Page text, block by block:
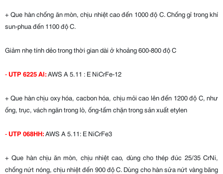
+ Que hàn chống ăn mòn, chịu nhiệt cao đến 1000 độ C. Chống gỉ trong khí
sun-phua đến 1100 độ C.
Giảm nhẹ tính dẻo trong thời gian dài ở khoảng 600-800 độ C
- UTP 6225 Al:AWS A 5.11 : E NiCrFe-12
+ Que hàn chịu oxy hóa, cacbon hóa, chịu mỏi cao lên đến 1200 độ C, như
ống, trục, vách ngăn trong lò, ống-tấm chặn trong sản xuất etylen
- UTP 068HH:AWS A 5.11: E NiCrFe3
+ Que hàn chịu ăn mòn, chịu nhiệt cao, dùng cho thép đúc 25/35 CrNi,
chống nứt nóng, chịu nhiệt đến 900 độ C. Dùng cho hàn sửa nứt vàng băng